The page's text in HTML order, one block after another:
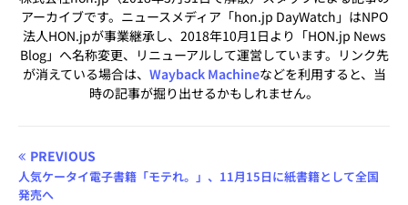
アーカイブです。ニュースメディア「hon.jp DayWatch」はNPO
法人HON.jpが事業継承し、2018年10月1日より「HON.jp News
Blog」へ名称変更、リニューアルして運営しています。リンク先
が消えている場合は、 Wayback Machineなどを利用すると、当
時の記事が掘り出せるかもしれません。
PREVIOUS
人気ケータイ電子書籍「モテれ。」、11月15日に紙書籍として全国
発売へ